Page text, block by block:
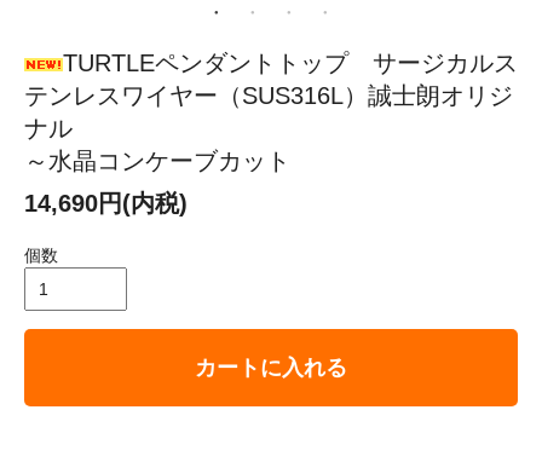
TURTLEペンダントトップ サージカルス
テンレスワイヤー（SUS316L）誠士朗オリジ
ナル
～水晶コンケーブカット
14,690円(内税)
個数
カートに入れる